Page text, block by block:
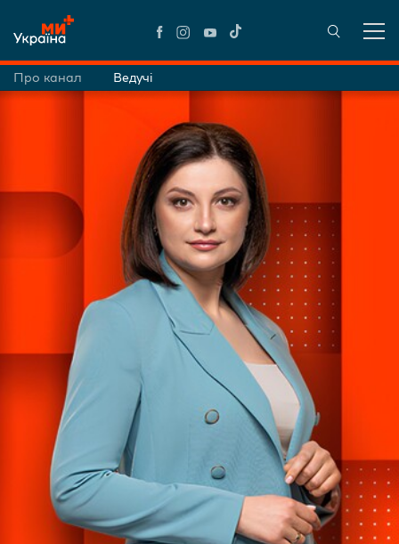
Про канал Ведучі